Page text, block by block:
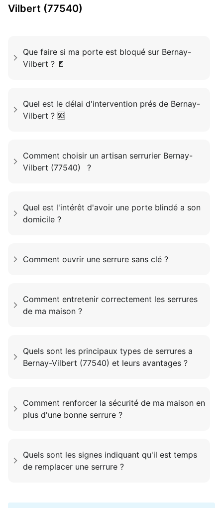
Vilbert (77540)
Que faire si ma porte est bloqué sur Bernay-
Vilbert ? 🚪
Quel est le délai d'intervention prés de Bernay-
Vilbert ? 🆘
Comment choisir un artisan serrurier Bernay-
Vilbert (77540) ?
Quel est l'intérêt d'avoir une porte blindé a son
domicile ?
Comment ouvrir une serrure sans clé ?
Comment entretenir correctement les serrures
de ma maison ?
Quels sont les principaux types de serrures a
Bernay-Vilbert (77540) et leurs avantages ?
Comment renforcer la sécurité de ma maison en
plus d'une bonne serrure ?
Quels sont les signes indiquant qu'il est temps
de remplacer une serrure ?